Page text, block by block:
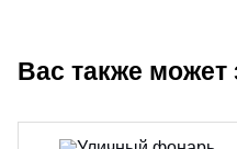
Вас также может